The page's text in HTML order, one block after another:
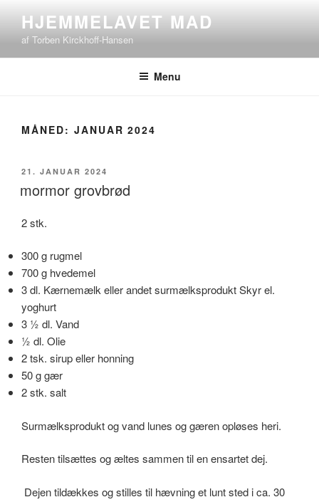
indhold
HJEMMELAVET MAD
af Torben Kirckhoff-Hansen
Menu
MÅNED: JANUAR 2024
UDGIVET
21. JANUAR 2024
mormor grovbrød
2 stk.
300 g rugmel
700 g hvedemel
3 dl. Kærnemælk eller andet surmælksprodukt Skyr el.
yoghurt
3 ½ dl. Vand
½ dl. Olie
2 tsk. sirup eller honning
50 g gær
2 stk. salt
Surmælksprodukt og vand lunes og gæren opløses heri.
Resten tilsættes og æltes sammen til en ensartet dej.
Dejen tildækkes og stilles til hævning et lunt sted i ca. 30